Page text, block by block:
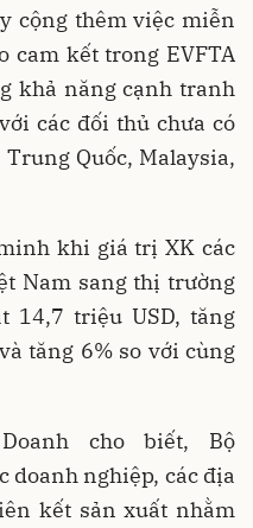
cộng thêm việc miễn
cam kết trong EVFTA
khả năng cạnh tranh
các đối thủ chưa có
Quốc, Malaysia,
khi giá trị XK các
Nam sang thị trường
14,7 triệu USD, tăng
tăng 6% so với cùng
cho biết, Bộ
doanh nghiệp, các địa
kết sản xuất nhằm